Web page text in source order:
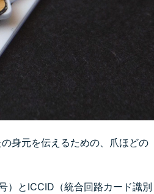
身元を伝えるための、爪ほどの
）とICCID（統合回路カード識別